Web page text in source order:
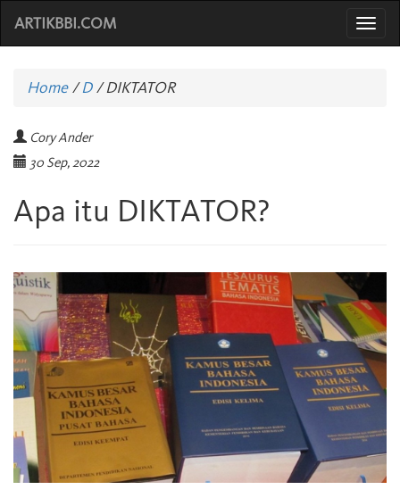
ARTIKBBI.COM
Home/D /DIKTATOR
Cory Ander
30 Sep, 2022
Apa itu DIKTATOR?